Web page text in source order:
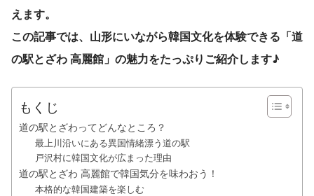
えます。
この記事では、山形にいながら韓国文化を体験できる「道
の駅とざわ 高麗館」の魅力をたっぷりご紹介します♪
もくじ
道の駅とざわってどんなところ？
最上川沿いにある異国情緒漂う道の駅
戸沢村に韓国文化が広まった理由
道の駅とざわ 高麗館で韓国気分を味わおう！
本格的な韓国建築を楽しむ